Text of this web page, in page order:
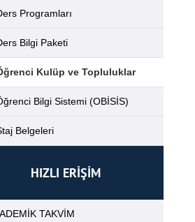
Programları
Bilgi Paketi
Kulüp ve Topluluklar
Bilgi Sistemi (OBİSİS)
Belgeleri
HIZLI ERİŞİM
TAKVİM